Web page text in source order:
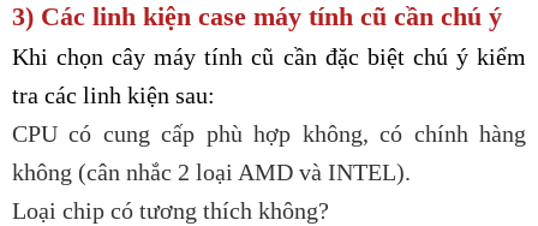
3) Các linh kiện case máy tính cũ cần chú ý
Khi chọn cây máy tính cũ cần đặc biệt chú ý kiểm
tra các linh kiện sau:
CPU có cung cấp phù hợp không, có chính hàng
không (cân nhắc 2 loại AMD và INTEL).
Loại chip có tương thích không?